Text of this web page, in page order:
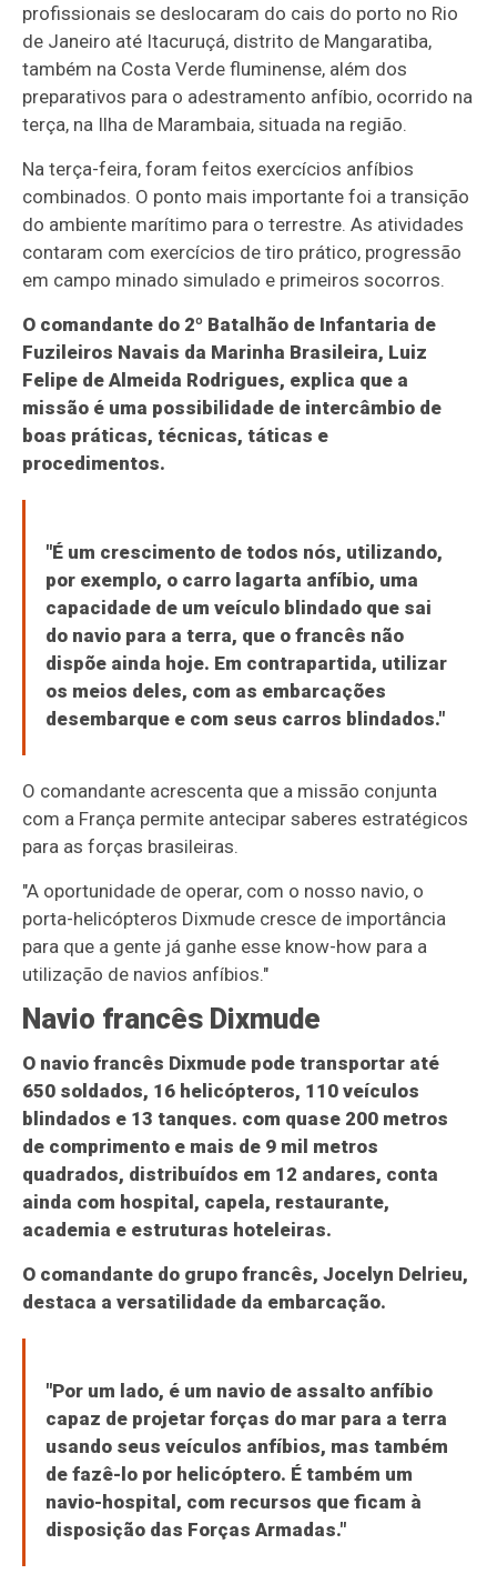
profissionais se deslocaram do cais do porto no Rio
de Janeiro até Itacuruçá, distrito de Mangaratiba,
também na Costa Verde fluminense, além dos
preparativos para o adestramento anfíbio, ocorrido na
terça, na Ilha de Marambaia, situada na região.
Na terça-feira, foram feitos exercícios anfíbios
combinados. O ponto mais importante foi a transição
do ambiente marítimo para o terrestre. As atividades
contaram com exercícios de tiro prático, progressão
em campo minado simulado e primeiros socorros.
O comandante do 2º Batalhão de Infantaria de
Fuzileiros Navais da Marinha Brasileira, Luiz
Felipe de Almeida Rodrigues, explica que a
missão é uma possibilidade de intercâmbio de
boas práticas, técnicas, táticas e
procedimentos.
"É um crescimento de todos nós, utilizando,
por exemplo, o carro lagarta anfíbio, uma
capacidade de um veículo blindado que sai
do navio para a terra, que o francês não
dispõe ainda hoje. Em contrapartida, utilizar
os meios deles, com as embarcações
desembarque e com seus carros blindados."
O comandante acrescenta que a missão conjunta
com a França permite antecipar saberes estratégicos
para as forças brasileiras.
"A oportunidade de operar, com o nosso navio, o
porta-helicópteros Dixmude cresce de importância
para que a gente já ganhe esse know-how para a
utilização de navios anfíbios."
Navio francês Dixmude
O navio francês Dixmude pode transportar até
650 soldados, 16 helicópteros, 110 veículos
blindados e 13 tanques. com quase 200 metros
de comprimento e mais de 9 mil metros
quadrados, distribuídos em 12 andares, conta
ainda com hospital, capela, restaurante,
academia e estruturas hoteleiras.
O comandante do grupo francês, Jocelyn Delrieu,
destaca a versatilidade da embarcação.
"Por um lado, é um navio de assalto anfíbio
capaz de projetar forças do mar para a terra
usando seus veículos anfíbios, mas também
de fazê-lo por helicóptero. É também um
navio-hospital, com recursos que ficam à
disposição das Forças Armadas."